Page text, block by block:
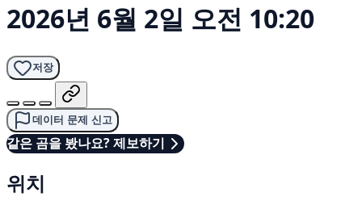
2026년 6월 2일 오전 10:20
저장
데이터 문제 신고
같은 곰을 봤나요? 제보하기
위치